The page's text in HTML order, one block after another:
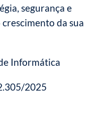
segurança e
da sua
Informática
2025